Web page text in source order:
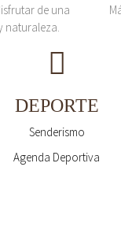
de una
naturaleza.
DEPORTE
Senderismo
Agenda Deportiva